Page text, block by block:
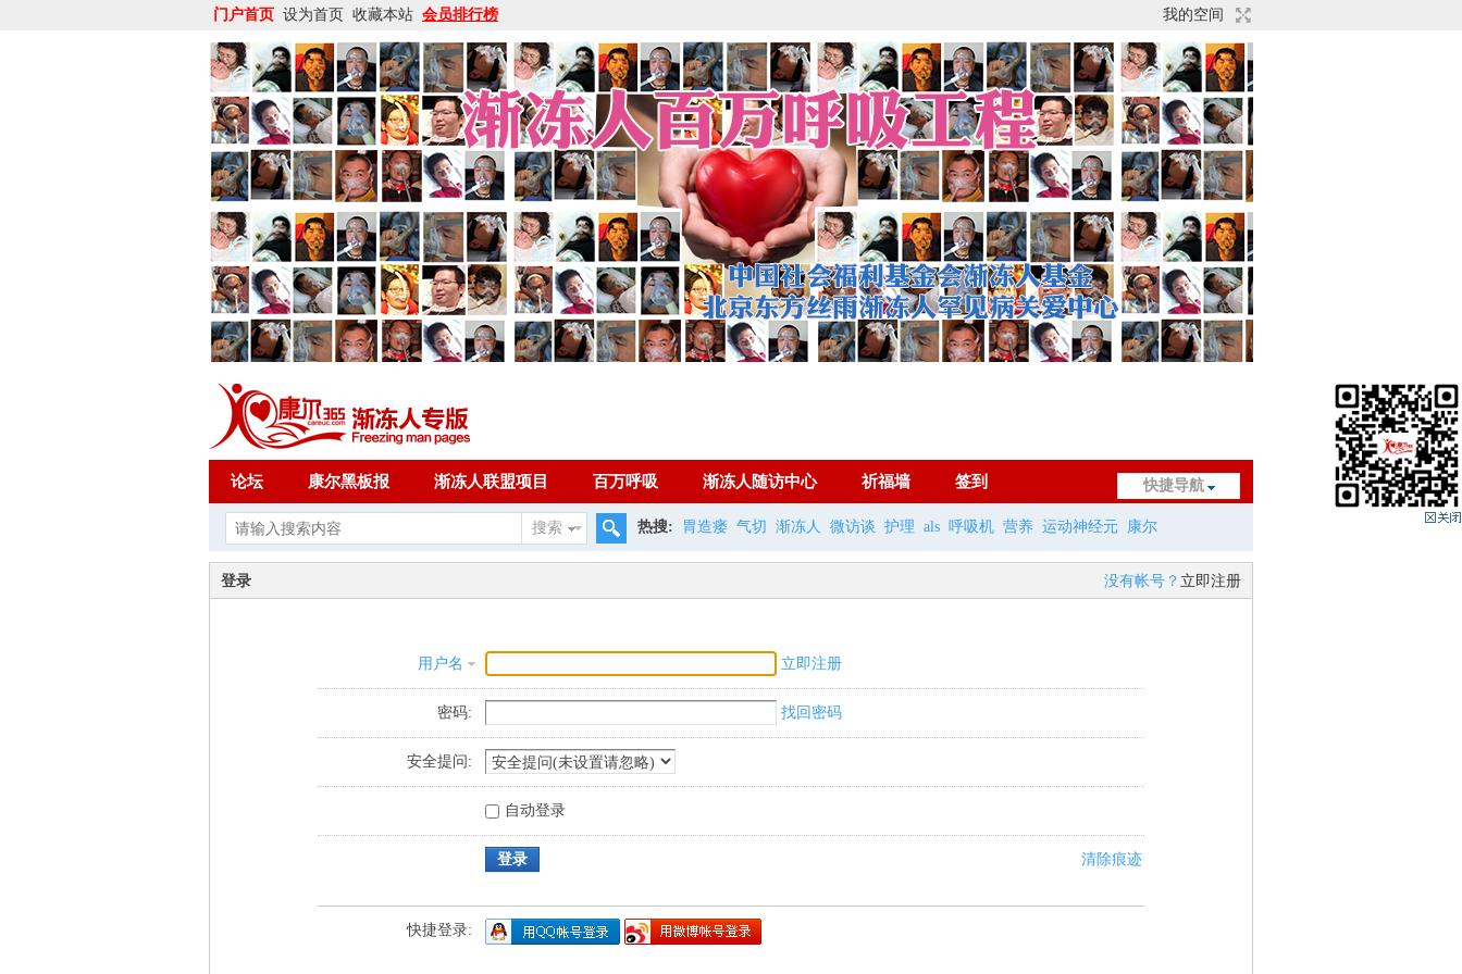
门户首页 设为首页 收藏本站 会员排行榜 我的空间
快捷导航
论坛 康尔黑板报 渐冻人联盟项目 百万呼吸 渐冻人随访中心 祈福墙 签到
搜索 热搜: 胃造瘘 气切 渐冻人 微访谈 护理 als 呼吸机 营养 运动神经元 康尔
没有帐号？ 立即注册
登录
用户名 立即注册
密码: 找回密码
安全提问:
自动登录
登录 清除痕迹
快捷登录: